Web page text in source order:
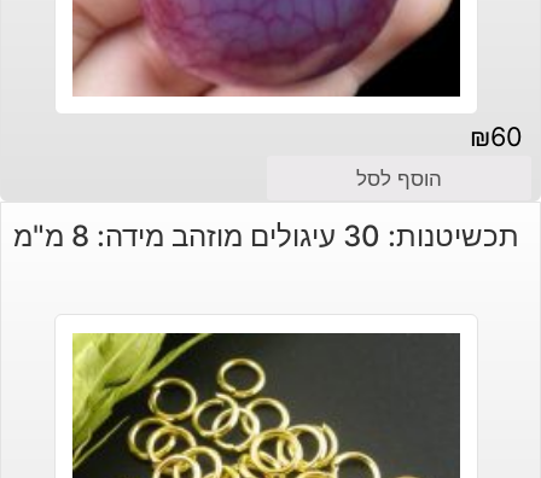
₪60
הוסף לסל
תכשיטנות: 30 עיגולים מוזהב מידה: 8 מ"מ